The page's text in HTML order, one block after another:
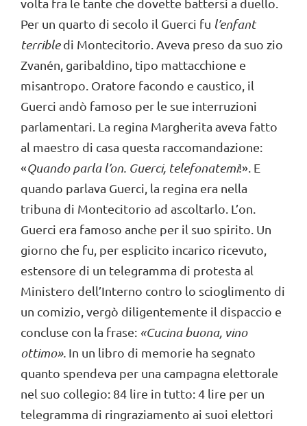
Per un quarto di secolo il Guerci fu l’enfant
terribledi Montecitorio. Aveva preso da suo zio
Zvanén, garibaldino, tipo mattacchione e
misantropo. Oratore facondo e caustico, il
Guerci andò famoso per le sue interruzioni
parlamentari. La regina Margherita aveva fatto
al maestro di casa questa raccomandazione:
«Quando parla l’on. Guerci, telefonatemi!». E
quando parlava Guerci, la regina era nella
tribuna di Montecitorio ad ascoltarlo. L’on.
Guerci era famoso anche per il suo spirito. Un
giorno che fu, per esplicito incarico ricevuto,
estensore di un telegramma di protesta al
Ministero dell’Interno contro lo scioglimento di
un comizio, vergò diligentemente il dispaccio e
concluse con la frase: «Cucina buona, vino
ottimo». In un libro di memorie ha segnato
quanto spendeva per una campagna elettorale
nel suo collegio: 84 lire in tutto: 4 lire per un
telegramma di ringraziamento ai suoi elettori